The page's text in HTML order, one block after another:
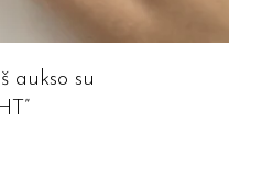
aukso su